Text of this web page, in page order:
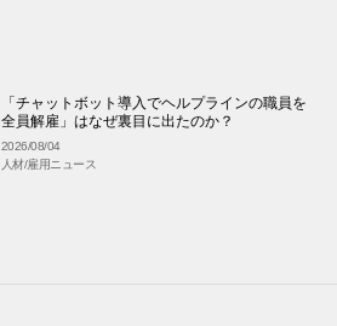
「チャットボット導入でヘルプラインの職員を
全員解雇」はなぜ裏目に出たのか？
2026/08/04
人材/雇用ニュース